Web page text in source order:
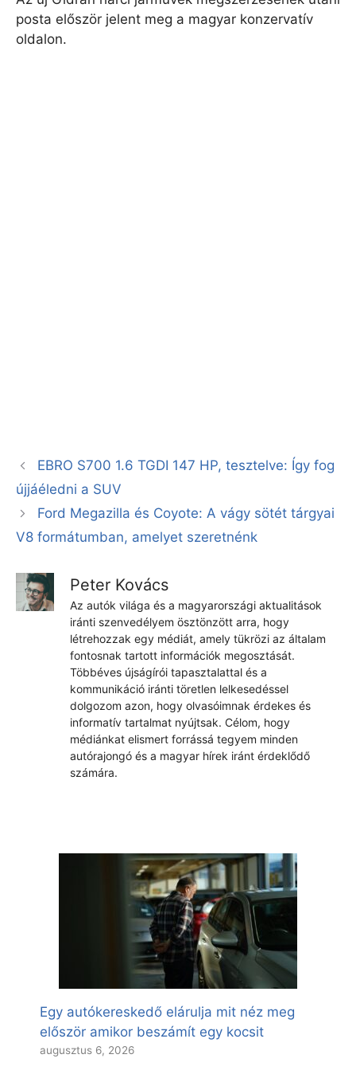
posta először jelent meg a magyar konzervatív
oldalon.
EBRO S700 1.6 TGDI 147 HP, tesztelve: Így fog
újjáéledni a SUV
Ford Megazilla és Coyote: A vágy sötét tárgyai
V8 formátumban, amelyet szeretnénk
Peter Kovács
Az autók világa és a magyarországi aktualitások
iránti szenvedélyem ösztönzött arra, hogy
létrehozzak egy médiát, amely tükrözi az általam
fontosnak tartott információk megosztását.
Többéves újságírói tapasztalattal és a
kommunikáció iránti töretlen lelkesedéssel
dolgozom azon, hogy olvasóimnak érdekes és
informatív tartalmat nyújtsak. Célom, hogy
médiánkat elismert forrássá tegyem minden
autórajongó és a magyar hírek iránt érdeklődő
számára.
Egy autókereskedő elárulja mit néz meg
először amikor beszámít egy kocsit
augusztus 6, 2026